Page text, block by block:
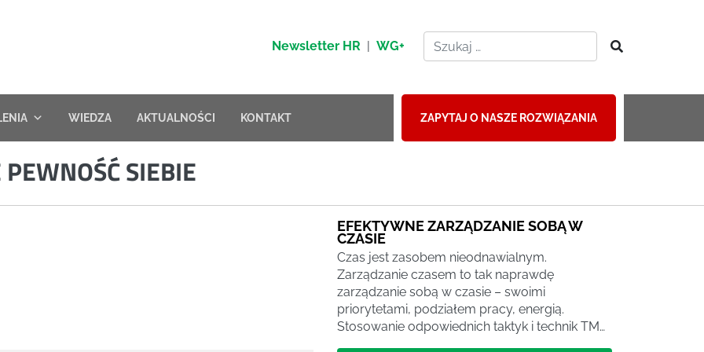
Newsletter HR | WG+
WIEDZA AKTUALNOŚCI KONTAKT ZAPYTAJ O NASZE ROZWIĄZANIA
SIEBIE
EFEKTYWNE ZARZĄDZANIE SOBĄ W
CZASIE
Czas jest zasobem nieodnawialnym.
Zarządzanie czasem to tak naprawdę
zarządzanie sobą w czasie – swoimi
priorytetami, podziałem pracy, energią.
Stosowanie odpowiednich taktyk i technik TM…